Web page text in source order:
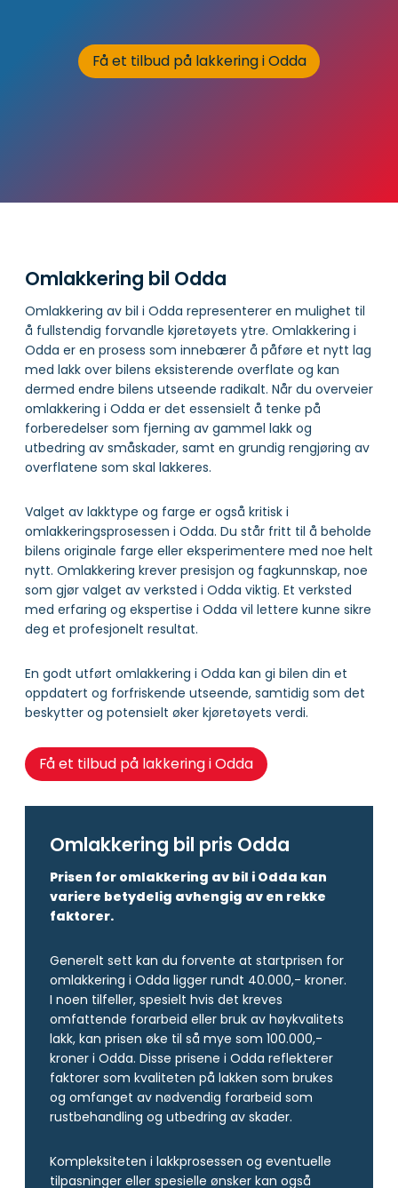
Få et tilbud på lakkering i Odda
Omlakkering bil Odda
Omlakkering av bil i Odda representerer en mulighet til
å fullstendig forvandle kjøretøyets ytre. Omlakkering i
Odda er en prosess som innebærer å påføre et nytt lag
med lakk over bilens eksisterende overflate og kan
dermed endre bilens utseende radikalt. Når du overveier
omlakkering i Odda er det essensielt å tenke på
forberedelser som fjerning av gammel lakk og
utbedring av småskader, samt en grundig rengjøring av
overflatene som skal lakkeres.
Valget av lakktype og farge er også kritisk i
omlakkeringsprosessen i Odda. Du står fritt til å beholde
bilens originale farge eller eksperimentere med noe helt
nytt. Omlakkering krever presisjon og fagkunnskap, noe
som gjør valget av verksted i Odda viktig. Et verksted
med erfaring og ekspertise i Odda vil lettere kunne sikre
deg et profesjonelt resultat.
En godt utført omlakkering i Odda kan gi bilen din et
oppdatert og forfriskende utseende, samtidig som det
beskytter og potensielt øker kjøretøyets verdi.
Få et tilbud på lakkering i Odda
Omlakkering bil pris Odda
Prisen for omlakkering av bil i Odda kan
variere betydelig avhengig av en rekke
faktorer.
Generelt sett kan du forvente at startprisen for
omlakkering i Odda ligger rundt 40.000,- kroner.
I noen tilfeller, spesielt hvis det kreves
omfattende forarbeid eller bruk av høykvalitets
lakk, kan prisen øke til så mye som 100.000,-
kroner i Odda. Disse prisene i Odda reflekterer
faktorer som kvaliteten på lakken som brukes
og omfanget av nødvendig forarbeid som
rustbehandling og utbedring av skader.
Kompleksiteten i lakkprosessen og eventuelle
tilpasninger eller spesielle ønsker kan også